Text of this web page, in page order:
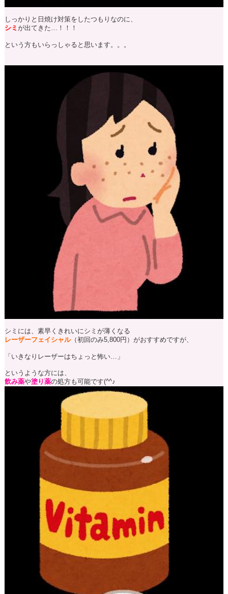
しっかりと日焼け対策をしたつもりなのに、
シミ が出てきた…！！！
という方もいらっしゃると思います。。。
シミには、素早くきれいにシミが薄くなる
レーザーフェイシャル（初回のみ5,800円）がおすすめですが、
「いきなりレーザーはちょっと怖い…」
というような方には、
飲み薬や塗り薬の処方も可能です(^^♪